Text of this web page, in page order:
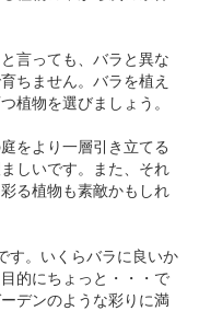
言っても、バラと異な
ちません。バラを植え
植物を選びましょう。
をより一層引き立てる
しいです。また、それ
る植物も素敵かもしれ
す。いくらバラに良いか
的にちょっと・・・で
デンのような彩りに満